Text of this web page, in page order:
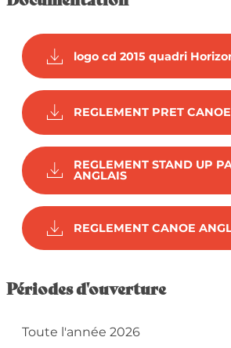
logo cd 2015 quadri
REGLEMENT PRET CANOE
REGLEMENT STAND UP
ANGLAIS
REGLEMENT CANOE
Périodes d'ouverture
Toute l'année 2026